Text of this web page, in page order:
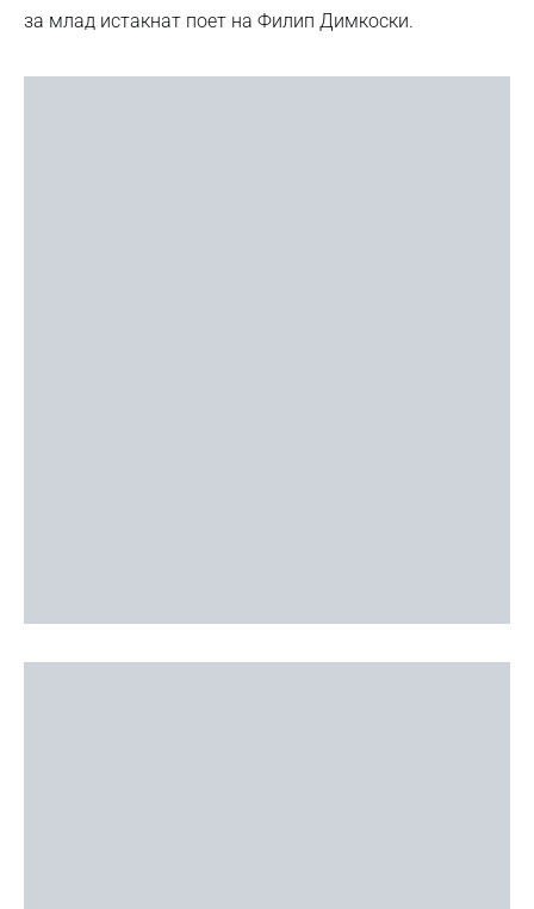
за млад истакнат поет на Филип Димкоски.